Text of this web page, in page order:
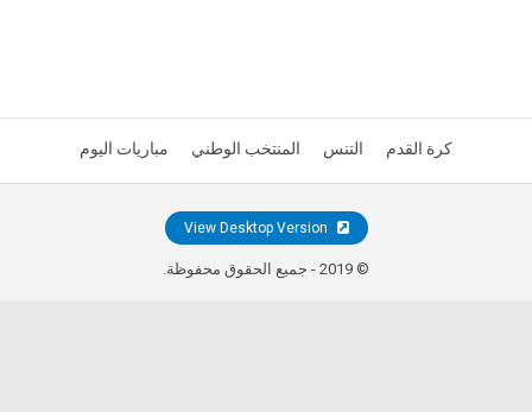
كرة القدم التنس المنتخب الوطني مباريات اليوم
© 2019 - جميع الحقوق محفوظة.